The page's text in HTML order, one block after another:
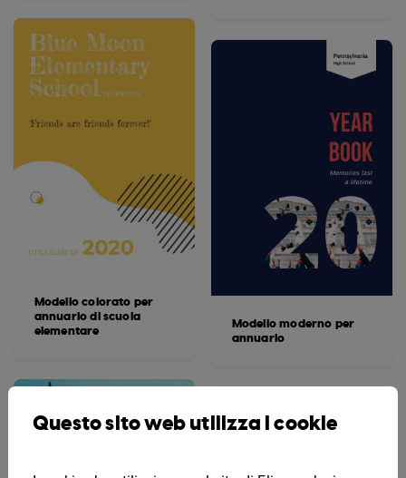
Modello colorato per
annuario di scuola
elementare
Modello moderno per
annuario
Questo sito web utilizza i cookie